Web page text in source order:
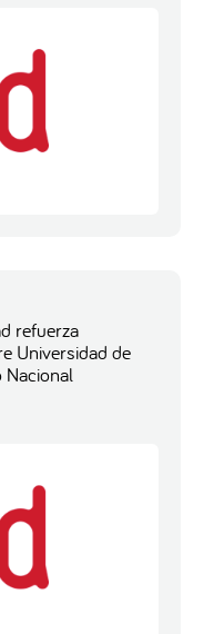
refuerza
Universidad de
Nacional